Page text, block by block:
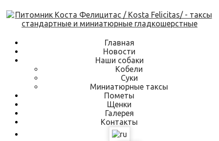
Skip
to
content
Главная
Новости
Наши собаки
Кобели
Суки
Миниатюрные таксы
Пометы
Щенки
Галерея
Контакты